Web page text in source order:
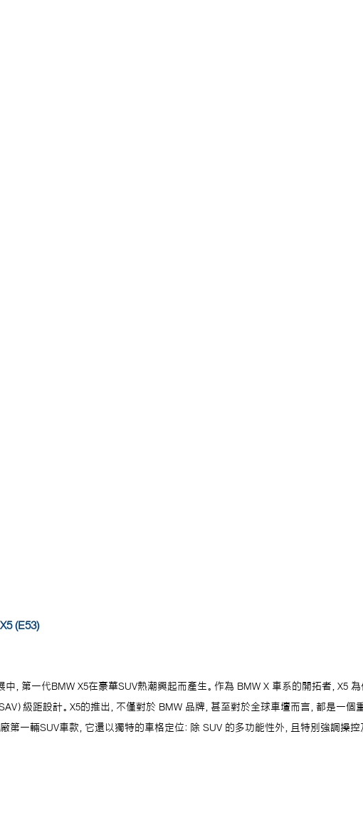
(E53)
中，第一代BMW X5在豪華SUV熱潮興起而產生。作為 BMW X 車系的開拓者，X5
）級距設計。X5的推出，不僅對於 BMW 品牌，甚至對於全球車壇而言，都是一個
第一輛SUV車款，它還以獨特的車格定位：除 SUV 的多功能性外，且特別強調操控